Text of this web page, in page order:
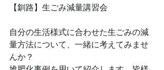
【釧路】生ごみ減量講習会
自分の生活様式に合わせた生ごみの減
量方法について、一緒に考えてみませ
んか？